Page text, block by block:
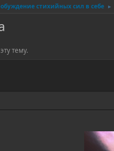
стихийных сил в себе ►
тему.